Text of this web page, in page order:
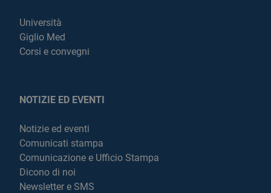
Università
Giglio Med
Corsi e convegni
NOTIZIE ED EVENTI
Notizie ed eventi
Comunicati stampa
Comunicazione e Ufficio Stampa
Dicono di noi
Newsletter e SMS